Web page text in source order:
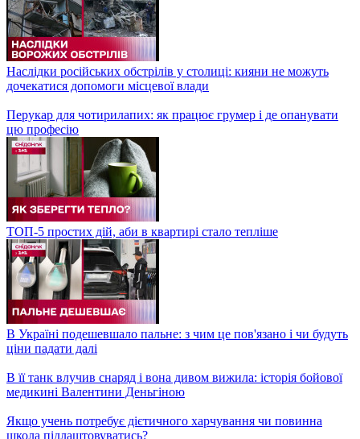
Наслідки російських обстрілів у столиці: кияни не можуть
дочекатися допомоги місцевої влади
Перукар для чотирилапих: як працює грумер і де опанувати
цю професію
ТОП-5 простих дій, аби в квартирі стало тепліше
В Україні подешевшало пальне: з чим це пов'язано і чи будуть
ціни падати далі